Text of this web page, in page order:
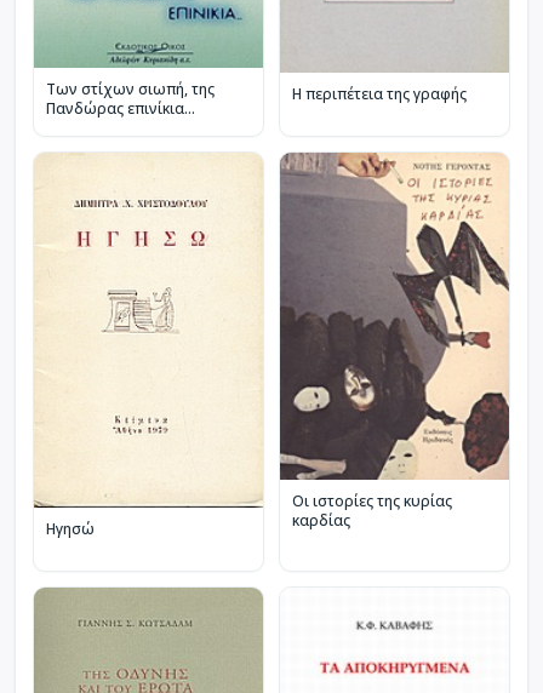
Των στίχων σιωπή, της
Πανδώρας επινίκια...
Η περιπέτεια της γραφής
Ηγησώ
Οι ιστορίες της κυρίας
καρδίας